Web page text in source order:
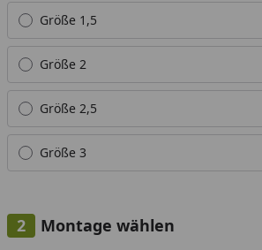
Größe 1,5
Größe 2
Größe 2,5
Größe 3
Montage wählen